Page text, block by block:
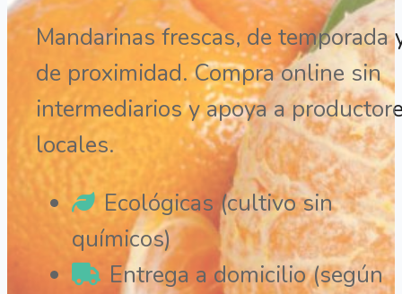
Mandarinas frescas, de temporada
de proximidad. Compra online sin
intermediarios y apoya a
locales.
Ecológicas (cultivo sin
químicos)
Entrega a domicilio (según